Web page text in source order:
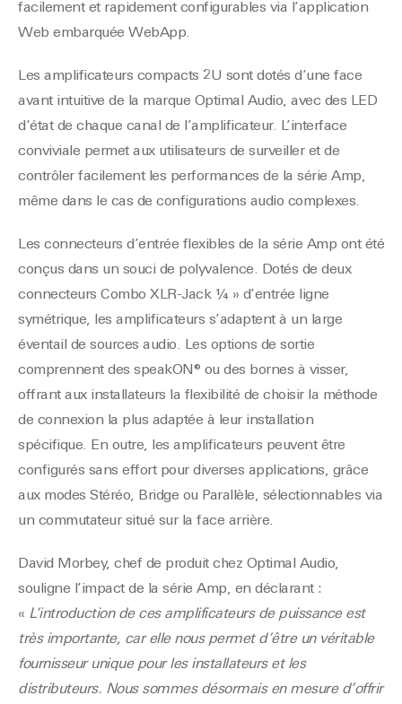
facilement et rapidement configurables via l’application
Web embarquée WebApp.
Les amplificateurs compacts 2U sont dotés d’une face
avant intuitive de la marque Optimal Audio, avec des LED
d’état de chaque canal de l’amplificateur. L’interface
conviviale permet aux utilisateurs de surveiller et de
contrôler facilement les performances de la série Amp,
même dans le cas de configurations audio complexes.
Les connecteurs d’entrée flexibles de la série Amp ont été
conçus dans un souci de polyvalence. Dotés de deux
connecteurs Combo XLR-Jack ¼ » d’entrée ligne
symétrique, les amplificateurs s’adaptent à un large
éventail de sources audio. Les options de sortie
comprennent des speakON® ou des bornes à visser,
offrant aux installateurs la flexibilité de choisir la méthode
de connexion la plus adaptée à leur installation
spécifique. En outre, les amplificateurs peuvent être
configurés sans effort pour diverses applications, grâce
aux modes Stéréo, Bridge ou Parallèle, sélectionnables via
un commutateur situé sur la face arrière.
David Morbey, chef de produit chez Optimal Audio,
souligne l’impact de la série Amp, en déclarant :
« L’introduction de ces amplificateurs de puissance est
très importante, car elle nous permet d’être un véritable
fournisseur unique pour les installateurs et les
distributeurs. Nous sommes désormais en mesure d’offrir